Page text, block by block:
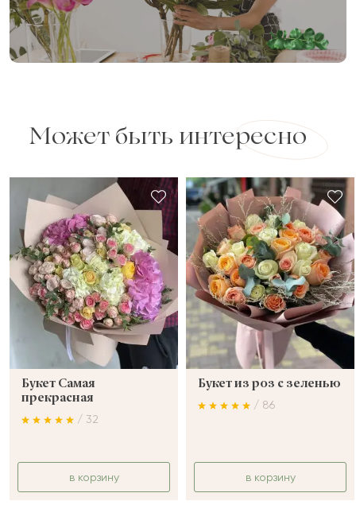
Может быть интересно
Букет Самая
прекрасная
/ 32
в корзину
Букет из роз с зеленью
/ 86
в корзину